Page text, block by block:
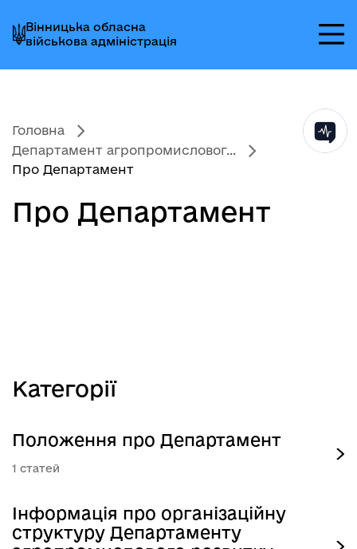
до
головного
меню
до
головного
вмісту
до
головного
колонтитула
Вінницька обласна
військова адміністрація
Головна
Департамент агропромисловог...
Про Департамент
Про Департамент
Категорії
Положення про Департамент
1
Інформація про організаційну
структуру Департаменту